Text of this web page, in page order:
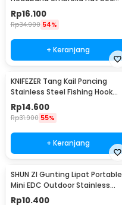
- W655
Rp16.100
Rp34.900 54%
+ Keranjang
KNIFEZER Tang Kail Pancing
Stainless Steel Fishing Hook
Remover - J1352
Rp14.600
Rp31.900 55%
+ Keranjang
SHUN ZI Gunting Lipat Portable
Mini EDC Outdoor Stainless
Steel 20Gr13 - FS-08
Rp10.400